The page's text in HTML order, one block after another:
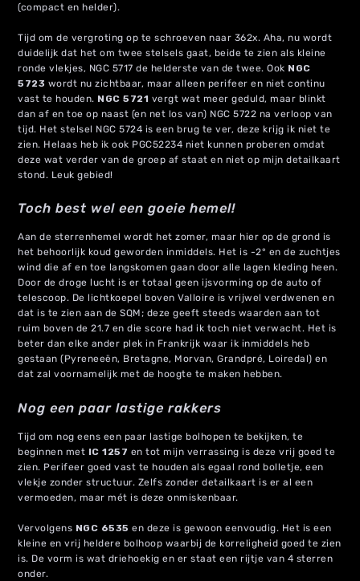
(compact en helder).
Tijd om de vergroting op te schroeven naar 362x. Aha, nu wordt
duidelijk dat het om twee stelsels gaat, beide te zien als kleine
ronde vlekjes, NGC 5717 de helderste van de twee. Ook NGC
5723 wordt nu zichtbaar, maar alleen perifeer en niet continu
vast te houden. NGC 5721 vergt wat meer geduld, maar blinkt
dan af en toe op naast (en net los van) NGC 5722 na verloop van
tijd. Het stelsel NGC 5724 is een brug te ver, deze krijg ik niet te
zien. Helaas heb ik ook PGC52234 niet kunnen proberen omdat
deze wat verder van de groep af staat en niet op mijn detailkaart
stond. Leuk gebied!
Toch best wel een goeie hemel!
Aan de sterrenhemel wordt het zomer, maar hier op de grond is
het behoorlijk koud geworden inmiddels. Het is -2° en de zuchtjes
wind die af en toe langskomen gaan door alle lagen kleding heen.
Door de droge lucht is er totaal geen ijsvorming op de auto of
telescoop. De lichtkoepel boven Valloire is vrijwel verdwenen en
dat is te zien aan de SQM; deze geeft steeds waarden aan tot
ruim boven de 21.7 en die score had ik toch niet verwacht. Het is
beter dan elke ander plek in Frankrijk waar ik inmiddels heb
gestaan (Pyreneeën, Bretagne, Morvan, Grandpré, Loiredal) en
dat zal voornamelijk met de hoogte te maken hebben.
Nog een paar lastige rakkers
Tijd om nog eens een paar lastige bolhopen te bekijken, te
beginnen met IC 1257 en tot mijn verrassing is deze vrij goed te
zien. Perifeer goed vast te houden als egaal rond bolletje, een
vlekje zonder structuur. Zelfs zonder detailkaart is er al een
vermoeden, maar mét is deze onmiskenbaar.
Vervolgens NGC 6535 en deze is gewoon eenvoudig. Het is een
kleine en vrij heldere bolhoop waarbij de korreligheid goed te zien
is. De vorm is wat driehoekig en er staat een rijtje van 4 sterren
onder.